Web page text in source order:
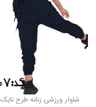
شلوار ورزشی زنانه طرح نایک